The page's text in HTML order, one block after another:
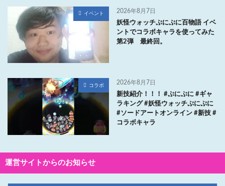
イベント 2026年8月7日
妖怪ウォッチぷにぷに百物語 イベ
ントでコラボキャラを使ってみた
第2弾 最終回。
コラボ 2026年8月7日
新技紹介！！！ #ぷにぷに #ギャ
ラキング #妖怪ウォッチぷにぷに
#ソードアートオンライン #新技 #
コラボキャラ
運営サイトからのお知らせ